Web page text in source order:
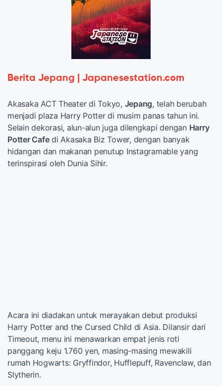
Berita Jepang | Japanesestation.com
Akasaka ACT Theater di Tokyo, Jepang, telah berubah
menjadi plaza Harry Potter di musim panas tahun ini.
Selain dekorasi, alun-alun juga dilengkapi dengan Harry
Potter Cafedi Akasaka Biz Tower, dengan banyak
hidangan dan makanan penutup Instagramable yang
terinspirasi oleh Dunia Sihir.
Acara ini diadakan untuk merayakan debut produksi
Harry Potter and the Cursed Child di Asia. Dilansir dari
Timeout, menu ini menawarkan empat jenis roti
panggang keju 1.760 yen, masing-masing mewakili
rumah Hogwarts: Gryffindor, Hufflepuff, Ravenclaw, dan
Slytherin.